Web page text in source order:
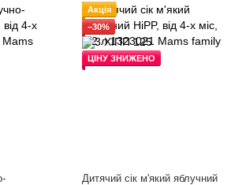
Акція
−30%
ЦІНУ ЗНИЖЕНО
Дитячий сiк м'який яблучний